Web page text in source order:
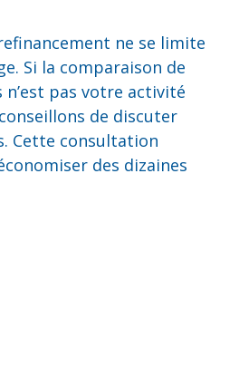
ne se limite
Si la comparaison de
n’est pas votre activité
de discuter
Cette consultation
des dizaines